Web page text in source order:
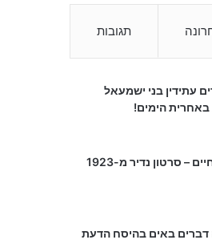
תגובות
עתידין בני ישמעאל
הימים!
– סרטון נדיר מ-1923
באים בהיסח הדעת